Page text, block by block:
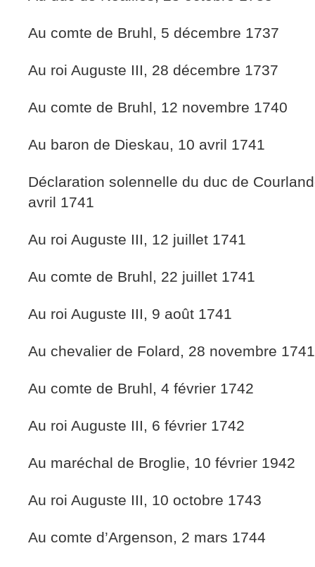
Au comte de Bruhl, 5 décembre 1737
Au roi Auguste III, 28 décembre 1737
Au comte de Bruhl, 12 novembre 1740
Au baron de Dieskau, 10 avril 1741
Déclaration solennelle du duc de
avril 1741
Au roi Auguste III, 12 juillet 1741
Au comte de Bruhl, 22 juillet 1741
Au roi Auguste III, 9 août 1741
Au chevalier de Folard, 28 novembre 1741
Au comte de Bruhl, 4 février 1742
Au roi Auguste III, 6 février 1742
Au maréchal de Broglie, 10 février 1942
Au roi Auguste III, 10 octobre 1743
Au comte d’Argenson, 2 mars 1744